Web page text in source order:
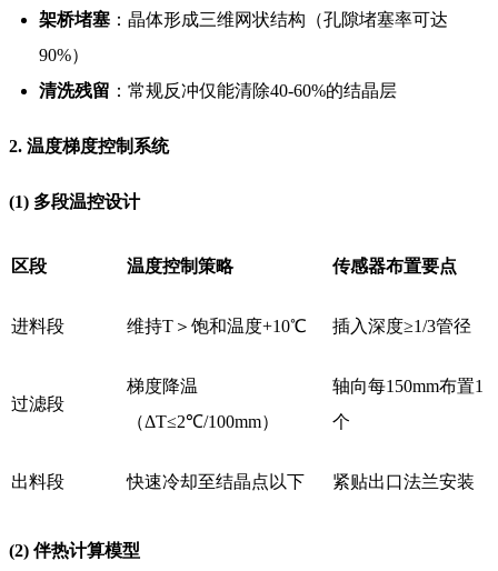
架桥堵塞 ：晶体形成三维网状结构（孔隙堵塞率可达
90%）
清洗残留 ：常规反冲仅能清除40-60%的结晶层
2. 温度梯度控制系统
(1) 多段温控设计
区段 温度控制策略 传感器布置要点
进料段 维持T＞饱和温度+10℃ 插入深度≥1/3管径
过滤段
梯度降温
（ΔT≤2℃/100mm）
轴向每150mm布置1
个
出料段 快速冷却至结晶点以下 紧贴出口法兰安装
(2) 伴热计算模型